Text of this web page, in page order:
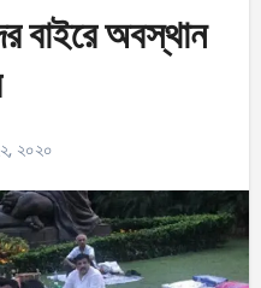
বাইরে অবস্থান
২০২০